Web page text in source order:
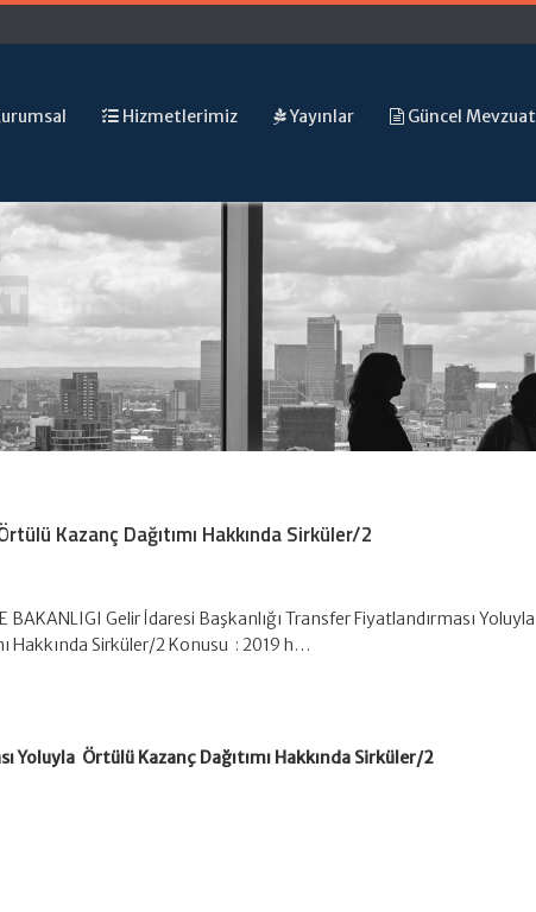
Hizmetlerimiz Yayınlar Güncel Mevzuat
Kazanç Dağıtımı Hakkında Sirküler/2
BAKANLIGI Gelir İdaresi Başkanlığı Transfer Fiyatlandırması Yoluyla
Hakkında Sirküler/2 Konusu : 2019 h…
Yoluyla Örtülü Kazanç Dağıtımı Hakkında Sirküler/2